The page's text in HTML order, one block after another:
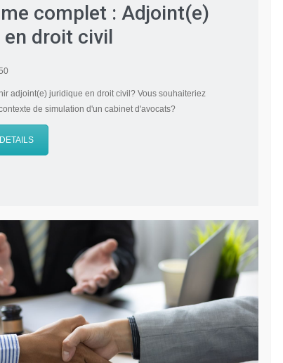
complet : Adjoint(e)
droit civil
adjoint(e) juridique en droit civil? Vous souhaiteriez
de simulation d'un cabinet d'avocats?